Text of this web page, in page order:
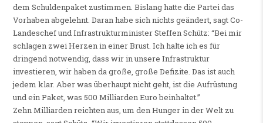
dem Schuldenpaket zustimmen. Bislang hatte die Partei das
Vorhaben abgelehnt. Daran habe sich nichts geändert, sagt Co-
Landeschef und Infrastrukturminister Steffen Schütz: “Bei mir
schlagen zwei Herzen in einer Brust. Ich halte ich es für
dringend notwendig, dass wir in unsere Infrastruktur
investieren, wir haben da große, große Defizite. Das ist auch
jedem klar. Aber was überhaupt nicht geht, ist die Aufrüstung
und ein Paket, was 500 Milliarden Euro beinhaltet.”
Zehn Milliarden reichten aus, um den Hunger in der Welt zu